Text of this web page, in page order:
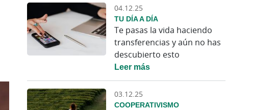
04.12.25
TU DÍA A DÍA
Te pasas la vida haciendo
transferencias y aún no has
descubierto esto
Leer más
03.12.25
COOPERATIVISMO